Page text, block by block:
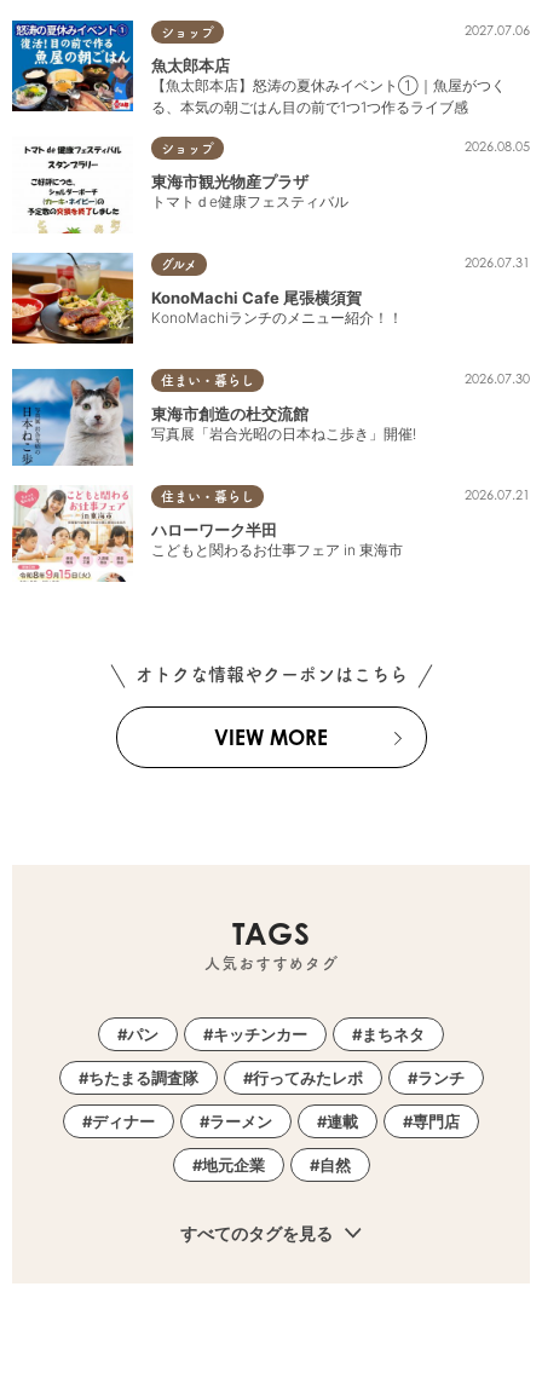
ショップ 2027.07.06
魚太郎本店
【魚太郎本店】怒涛の夏休みイベント①｜魚屋がつく
る、本気の朝ごはん目の前で1つ1つ作るライブ感
ショップ 2026.08.05
東海市観光物産プラザ
トマトｄe健康フェスティバル
グルメ 2026.07.31
KonoMachi Cafe 尾張横須賀
KonoMachiランチのメニュー紹介！！
住まい・暮らし 2026.07.30
東海市創造の杜交流館
写真展「岩合光昭の日本ねこ歩き」開催!
住まい・暮らし 2026.07.21
ハローワーク半田
こどもと関わるお仕事フェア in 東海市
オトクな情報やクーポンはこちら
VIEW MORE
TAGS
人気おすすめタグ
パン キッチンカー まちネタ
ちたまる調査隊 行ってみたレポ ランチ
ディナー ラーメン 連載 専門店
地元企業 自然
すべてのタグを見る